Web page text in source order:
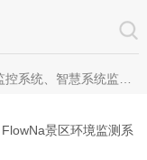
系统、园区安全生产与消防安全一体化系统
景区环境监测系